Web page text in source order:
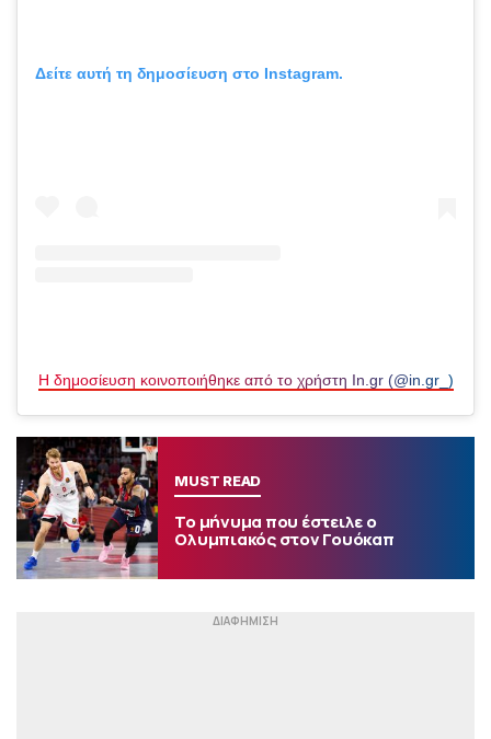
Δείτε αυτή τη δημοσίευση στο Instagram.
Η δημοσίευση κοινοποιήθηκε από το χρήστη In.gr (@in.gr_)
MUST READ
Το μήνυμα που έστειλε ο
Ολυμπιακός στον Γουόκαπ